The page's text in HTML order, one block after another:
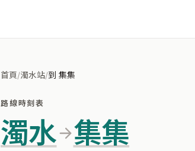
首頁/濁水站/到 集集
路線時刻表
濁水 集集